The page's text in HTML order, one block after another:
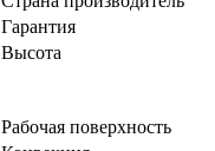
Гарантия
Высота
Рабочая поверхность